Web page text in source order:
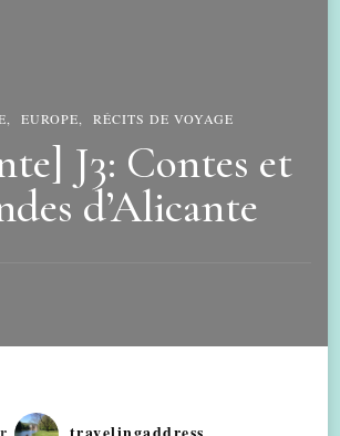
EUROPE RÉCITS DE VOYAGE
J3: Contes et
d’Alicante